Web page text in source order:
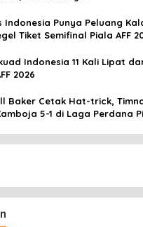
Indonesia Punya Peluang
Tiket Semifinal Piala AFF
Indonesia 11 Kali Lipat
2026
Baker Cetak Hat-trick,
5-1 di Laga Perdana